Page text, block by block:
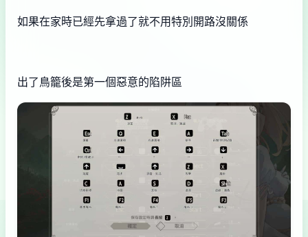
如果在家時已經先拿過了就不用特別開路沒關係
出了鳥籠後是第一個惡意的陷阱區